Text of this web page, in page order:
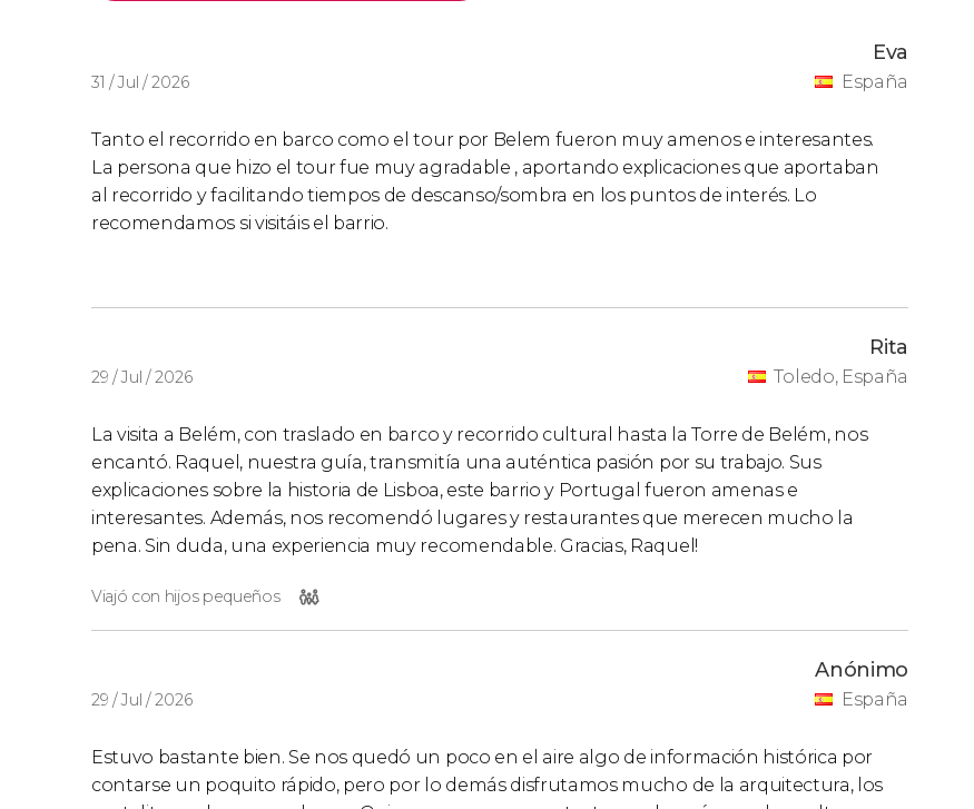
31 / Jul / 2026
Eva
España
Tanto el recorrido en barco como el tour por Belem fueron muy amenos e interesantes.
La persona que hizo el tour fue muy agradable , aportando explicaciones que aportaban
al recorrido y facilitando tiempos de descanso/sombra en los puntos de interés. Lo
recomendamos si visitáis el barrio.
29 / Jul / 2026
Rita
Toledo, España
La visita a Belém, con traslado en barco y recorrido cultural hasta la Torre de Belém, nos
encantó. Raquel, nuestra guía, transmitía una auténtica pasión por su trabajo. Sus
explicaciones sobre la historia de Lisboa, este barrio y Portugal fueron amenas e
interesantes. Además, nos recomendó lugares y restaurantes que merecen mucho la
pena. Sin duda, una experiencia muy recomendable. Gracias, Raquel!
Viajó con hijos pequeños
29 / Jul / 2026
Anónimo
España
Estuvo bastante bien. Se nos quedó un poco en el aire algo de información histórica por
contarse un poquito rápido, pero por lo demás disfrutamos mucho de la arquitectura, los